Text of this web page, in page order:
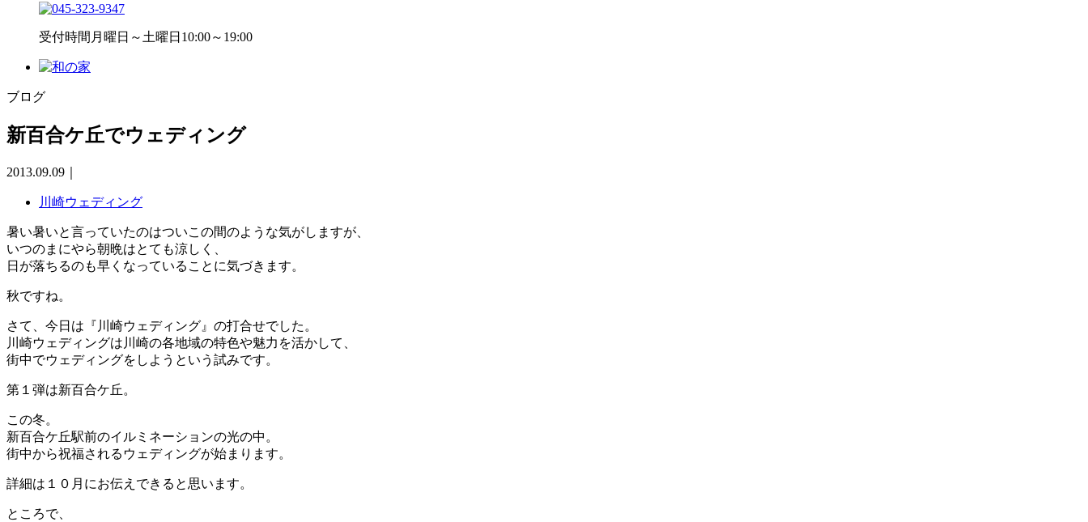
受付時間 月曜日～土曜日10:00～19:00
ブログ
新百合ケ丘でウェディング
2013.09.09
川崎ウェディング
暑い暑いと言っていたのはついこの間のような気がしますが、
いつのまにやら朝晩はとても涼しく、
日が落ちるのも早くなっていることに気づきます。
秋ですね。
さて、今日は『川崎ウェディング』の打合せでした。
川崎ウェディングは川崎の各地域の特色や魅力を活かして、
街中でウェディングをしようという試みです。
第１弾は新百合ケ丘。
この冬。
新百合ケ丘駅前のイルミネーションの光の中。
街中から祝福されるウェディングが始まります。
詳細は１０月にお伝えできると思います。
ところで、